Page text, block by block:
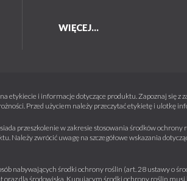
WIĘCEJ...
etykiecie i informacje dotyczące produktu. Zapoznaj się z
Przed użyciem należy przeczytać etykietę i ulotkę
przeszkolenie w zakresie stosowania środków
zwrócić uwagę na szczegółowe wskazania
nabywających środki ochrony roślin (art. 28 ustawy o
dla środowiska. Kupującym środki ochrony roślin musi